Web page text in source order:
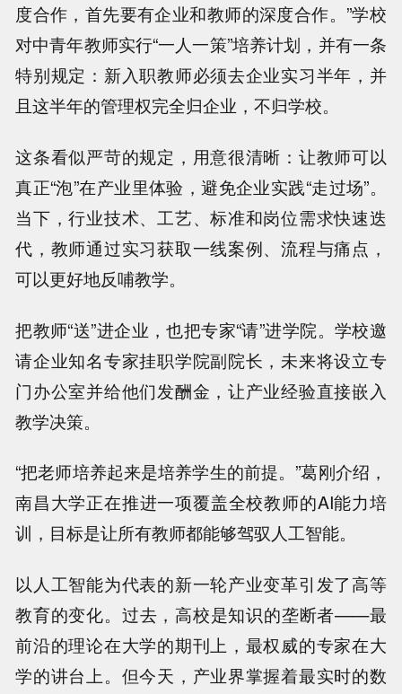
度合作，首先要有企业和教师的深度合作。”学校
对中青年教师实行“一人一策”培养计划，并有一条
特别规定：新入职教师必须去企业实习半年，并
且这半年的管理权完全归企业，不归学校。
这条看似严苛的规定，用意很清晰：让教师可以
真正“泡”在产业里体验，避免企业实践“走过场”。
当下，行业技术、工艺、标准和岗位需求快速迭
代，教师通过实习获取一线案例、流程与痛点，
可以更好地反哺教学。
把教师“送”进企业，也把专家“请”进学院。学校邀
请企业知名专家挂职学院副院长，未来将设立专
门办公室并给他们发酬金，让产业经验直接嵌入
教学决策。
“把老师培养起来是培养学生的前提。”葛刚介绍，
南昌大学正在推进一项覆盖全校教师的AI能力培
训，目标是让所有教师都能够驾驭人工智能。
以人工智能为代表的新一轮产业变革引发了高等
教育的变化。过去，高校是知识的垄断者——最
前沿的理论在大学的期刊上，最权威的专家在大
学的讲台上。但今天，产业界掌握着最实时的数